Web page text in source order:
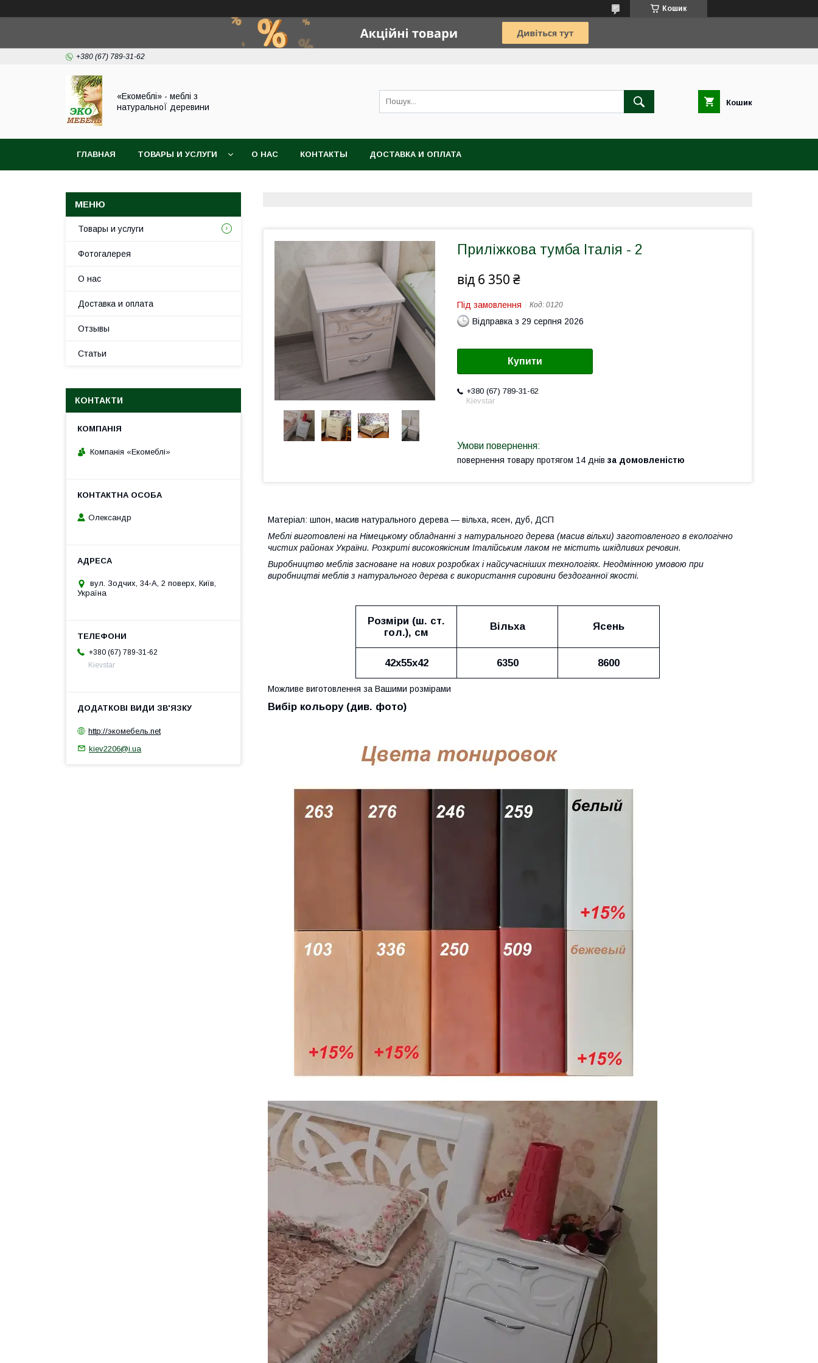
Кошик
+380 (67) 789-31-62
«Екомеблі» - меблі з
натуральноЇ деревини
Кошик
ГЛАВНАЯ ТОВАРЫ И УСЛУГИ О НАС КОНТАКТЫ ДОСТАВКА И ОПЛАТА
Приліжкова тумба Італія - 2
від 6 350 ₴
Під замовлення Код: 0120
Відправка з 29 серпня 2026
Купити
+380 (67) 789-31-62
Kievstar
повернення товару протягом 14 днів за домовленістю
Матеріал: шпон, масив натурального дерева ― вільха, ясен, дуб, ДСП
Меблі виготовлені на Німецькому обладнанні з натурального дерева (масив вільхи) заготовленого в екологічно
чистих районах України. Розкриті високоякісним Італійським лаком не містить шкідливих речовин.
Виробництво меблів засноване на нових розробках і найсучасніших технологіях. Неодмінною умовою при
виробництві меблів з натурального дерева є використання сировини бездоганної якості.
Розміри (ш. ст.
гол.), см
Вільха Ясень
42х55х42 6350 8600
Можливе виготовлення за Вашими розмірами
Вибір кольору (див. фото)
Товары и услуги
Фотогалерея
О нас
Доставка и оплата
Отзывы
Статьи
КОНТАКТИ
Компанія «Екомеблі»
Олександр
вул. Зодчих, 34-А, 2 поверх, Київ,
Україна
+380 (67) 789-31-62
Kievstar
http://экомебель.net
kiev2206@i.ua